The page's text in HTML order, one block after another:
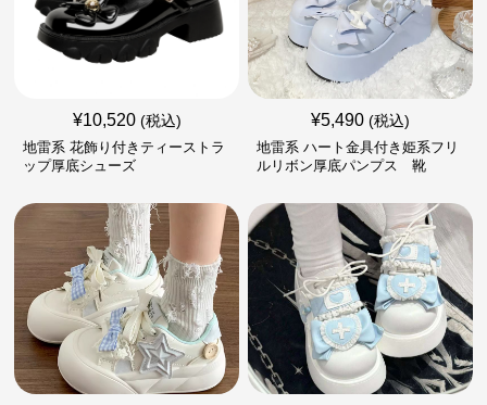
¥10,520 (税込)
地雷系 花飾り付きティーストラ
ップ厚底シューズ
¥5,490 (税込)
地雷系 ハート金具付き姫系フリ
ルリボン厚底パンプス 靴